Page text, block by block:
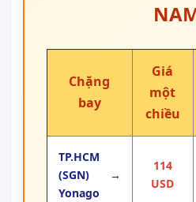
Chặng
bay
Giá
một
chiều
TP.HCM
(SGN) →
Yonago
114
USD